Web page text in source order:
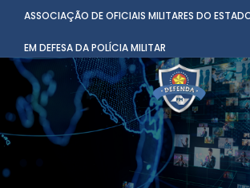
ASSOCIAÇÃO DE OFICIAIS MILITARES DO
EM DEFESA DA POLÍCIA MILITAR
HOME